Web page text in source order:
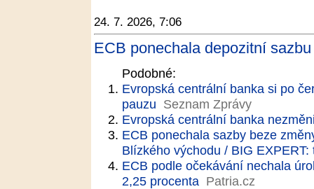
24. 7. 2026, 7:06
ECB ponechala depozitní
Podobné:
Evropská centrální banka si po
pauzu Seznam Zprávy
Evropská centrální banka
ECB ponechala sazby beze
Blízkého východu / BIG
ECB podle očekávání nechala
2,25 procenta Patria.cz